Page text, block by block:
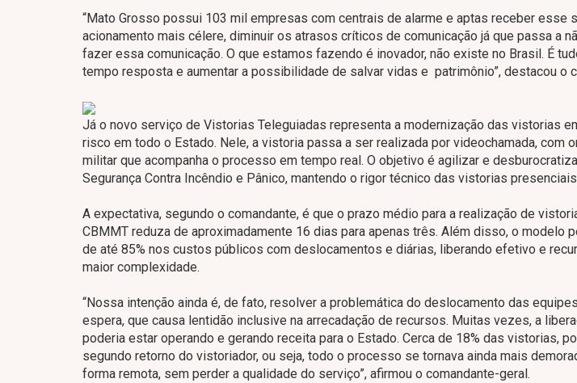
“Mato Grosso possui 103 mil empresas com centrais de alarme e aptas receber esse
acionamento mais célere, diminuir os atrasos críticos de comunicação já que passa a
fazer essa comunicação. O que estamos fazendo é inovador, não existe no Brasil. É
tempo resposta e aumentar a possibilidade de salvar vidas e patrimônio”, destacou o
Já o novo serviço de Vistorias Teleguiadas representa a modernização das vistorias
risco em todo o Estado. Nele, a vistoria passa a ser realizada por videochamada, com
militar que acompanha o processo em tempo real. O objetivo é agilizar e
Segurança Contra Incêndio e Pânico, mantendo o rigor técnico das vistorias
A expectativa, segundo o comandante, é que o prazo médio para a realização de
CBMMT reduza de aproximadamente 16 dias para apenas três. Além disso, o modelo
de até 85% nos custos públicos com deslocamentos e diárias, liberando efetivo e
maior complexidade.
“Nossa intenção ainda é, de fato, resolver a problemática do deslocamento das
espera, que causa lentidão inclusive na arrecadação de recursos. Muitas vezes, a
poderia estar operando e gerando receita para o Estado. Cerca de 18% das vistorias,
segundo retorno do vistoriador, ou seja, todo o processo se tornava ainda mais
forma remota, sem perder a qualidade do serviço”, afirmou o comandante-geral.